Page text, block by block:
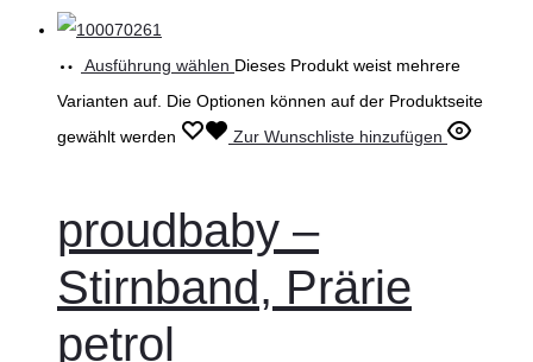
Ausführung wählen Dieses Produkt weist mehrere
Varianten auf. Die Optionen können auf der Produktseite
gewählt werden
Zur Wunschliste hinzufügen
proudbaby –
Stirnband, Prärie
petrol